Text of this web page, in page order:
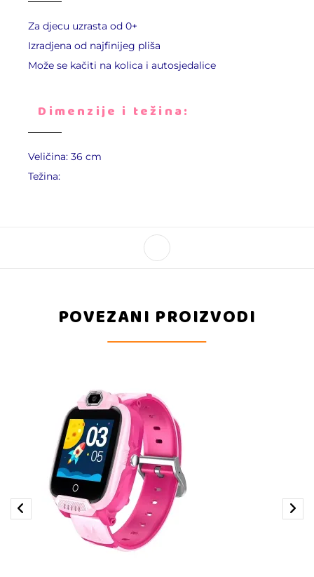
Za djecu uzrasta od 0+
Izradjena od najfinijeg pliša
Može se kačiti na kolica i autosjedalice
Dimenzije i težina:
Veličina: 36 cm
Težina:
POVEZANI PROIZVODI